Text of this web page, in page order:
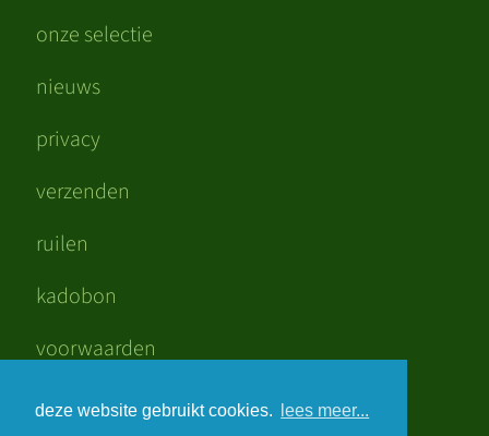
deze website gebruikt cookies. lees meer...
onze selectie
nieuws
privacy
verzenden
ruilen
kadobon
voorwaarden
mooi verdiend